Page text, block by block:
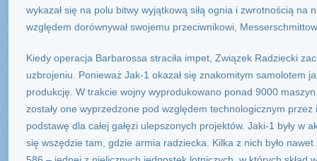
wykazał się na polu bitwy wyjątkową siłą ognia i zwrotnością na
względem dorównywał swojemu przeciwnikowi,
Kiedy operacja Barbarossa straciła impet, Związek Radziecki
uzbrojeniu. Ponieważ Jak-1 okazał się znakomitym samolotem
produkcję. W trakcie wojny wyprodukowano ponad 9000
zostały one wyprzedzone pod względem technologicznym przez
podstawę dla całej gałęzi ulepszonych projektów. Jaki-1 były w
się wszędzie tam, gdzie armia radziecka. Kilka z nich było